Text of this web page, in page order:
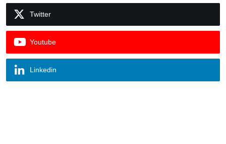
Twitter
Youtube
Linkedin